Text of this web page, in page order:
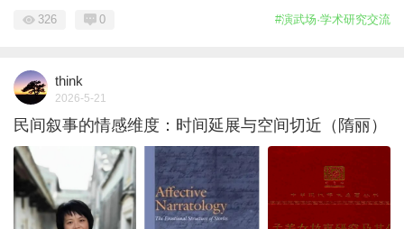
#演武场·学术研究交流
326 0
think
2026-5-21
民间叙事的情感维度：时间延展与空间切近（隋丽）